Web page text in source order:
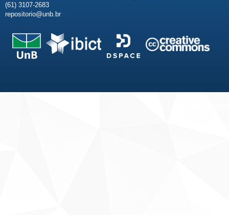
(61) 3107-2683
repositorio@unb.br